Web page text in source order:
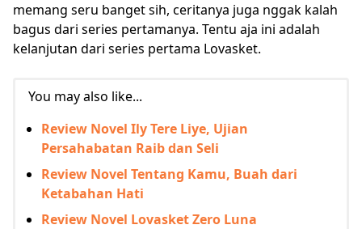
memang seru banget sih, ceritanya juga nggak kalah
bagus dari series pertamanya. Tentu aja ini adalah
kelanjutan dari series pertama Lovasket.
You may also like...
Review Novel Ily Tere Liye, Ujian
Persahabatan Raib dan Seli
Review Novel Tentang Kamu, Buah dari
Ketabahan Hati
Review Novel Lovasket Zero Luna